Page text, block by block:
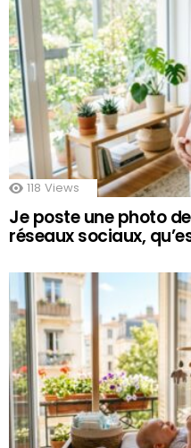
118 Views
Je poste une photo
réseaux sociaux,